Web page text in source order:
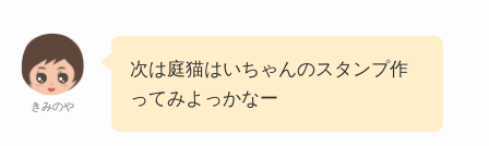
きみのや
次は庭猫はいちゃんのスタンプ作
ってみよっかなー